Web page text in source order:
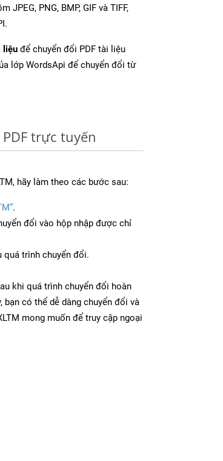
JPEG, PNG, BMP, GIF và TIFF,
liệu để chuyển đổi PDF tài liệu
lớp WordsApi để chuyển đổi từ
trực tuyến
hãy làm theo các bước sau:
.
đổi vào hộp nhập được chỉ
quá trình chuyển đổi.
khi quá trình chuyển đổi hoàn
có thể dễ dàng chuyển đổi và
mong muốn để truy cập ngoại